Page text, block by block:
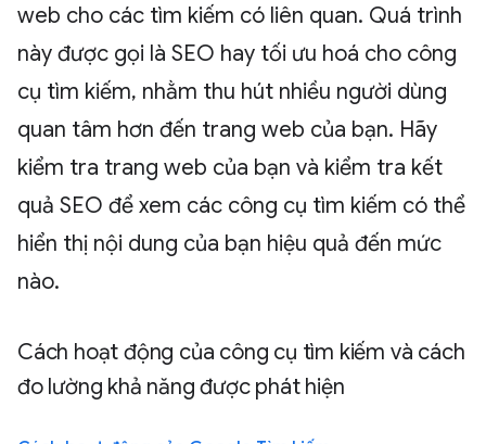
web cho các tìm kiếm có liên quan. Quá trình
này được gọi là SEO hay tối ưu hoá cho công
cụ tìm kiếm, nhằm thu hút nhiều người dùng
quan tâm hơn đến trang web của bạn. Hãy
kiểm tra trang web của bạn và kiểm tra kết
quả SEO để xem các công cụ tìm kiếm có thể
hiển thị nội dung của bạn hiệu quả đến mức
nào.
Cách hoạt động của công cụ tìm kiếm và cách
đo lường khả năng được phát hiện